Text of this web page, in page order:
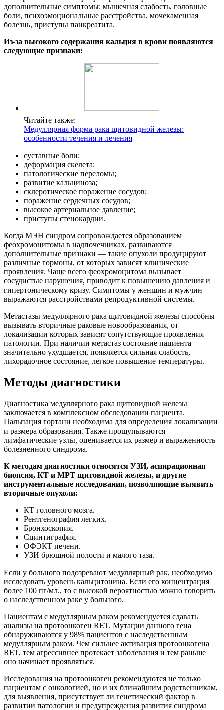
дополнительные симптомы: мышечная слабость, головные
боли, психоэмоциональные расстройства, мочекаменная
болезнь, приступы панкреатита.
Из-за высокого содержания кальция в крови появляются
следующие признаки:
Читайте также:
Медуллярная форма рака щитовидной железы:
особенности течения и лечения
суставные боли;
деформация скелета;
патологические переломы;
развитие кальциноза;
склеротическое поражение сосудов;
поражение сердечных сосудов;
высокое артериальное давление;
приступы стенокардии.
Когда МЭН синдром сопровождается образованием
феохромоцитомы в надпочечниках, развиваются
дополнительные признаки — такие опухоли продуцируют
различные гормоны, от которых зависят клинические
проявления. Чаще всего феохромоцитома вызывает
сосудистые нарушения, приводит к повышению давления и
гипертоническому кризу. Симптомы у женщин и мужчин
выражаются расстройствами репродуктивной системы.
Метастазы медуллярного рака щитовидной железы способны
вызывать вторичные раковые новообразования, от
локализации которых зависят сопутствующие проявления
патологии. При наличии метастаз состояние пациента
значительно ухудшается, появляется сильная слабость,
лихорадочное состояние, легкое повышение температуры.
Методы диагностики
Диагностика медуллярного рака щитовидной железы
заключается в комплексном обследовании пациента.
Пальпация гортани необходима для определения локализации
и размера образования. Также прощупываются
лимфатические узлы, оценивается их размер и выраженность
болезненного синдрома.
К методам диагностики относятся УЗИ, аспирационная
биопсия, КТ и МРТ щитовидной железы, и другие
инструментальные исследования, позволяющие выявить
вторичные опухоли:
КТ головного мозга.
Рентгенография легких.
Бронхоскопия.
Сцинтиграфия.
ОФЭКТ печени.
УЗИ брюшной полости и малого таза.
Если у больного подозревают медуллярный рак, необходимо
исследовать уровень кальцитонина. Если его концентрация
более 100 пг/мл., то с высокой вероятностью можно говорить
о наследственном раке у больного.
Пациентам с медуллярным раком рекомендуется сдавать
анализы на протоонкоген RET. Мутации данного гена
обнаруживаются у 98% пациентов с наследственным
медуллярным раком. Чем сильнее активация протоонкогена
RET, тем агрессивнее протекает заболевания и тем раньше
оно начинает проявляться.
Исследования на протоонкоген рекомендуются не только
пациентам с онкологией, но и их ближайшим родственникам,
для выявления, присутствует ли генетический фактор в
развитии патологии и предупреждения развития синдрома